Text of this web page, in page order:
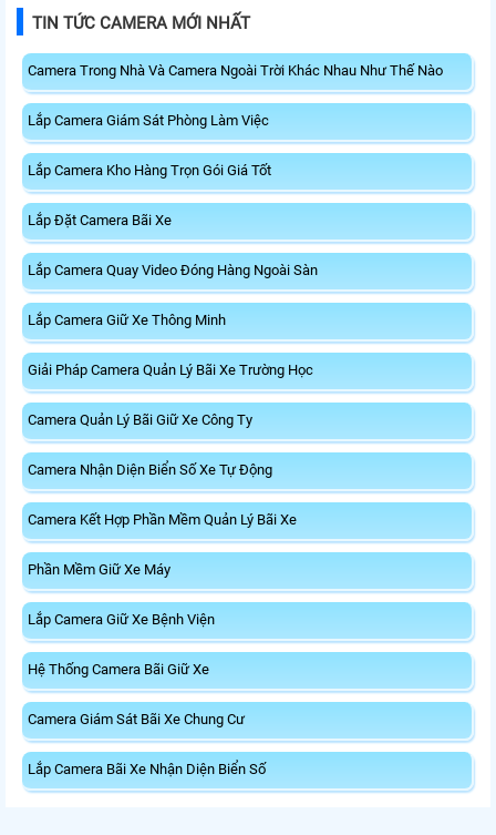
TIN TỨC CAMERA MỚI NHẤT
Camera Trong Nhà Và Camera Ngoài Trời Khác Nhau Như Thế Nào
Lắp Camera Giám Sát Phòng Làm Việc
Lắp Camera Kho Hàng Trọn Gói Giá Tốt
Lắp Đặt Camera Bãi Xe
Lắp Camera Quay Video Đóng Hàng Ngoài Sàn
Lắp Camera Giữ Xe Thông Minh
Giải Pháp Camera Quản Lý Bãi Xe Trường Học
Camera Quản Lý Bãi Giữ Xe Công Ty
Camera Nhận Diện Biển Số Xe Tự Động
Camera Kết Hợp Phần Mềm Quản Lý Bãi Xe
Phần Mềm Giữ Xe Máy
Lắp Camera Giữ Xe Bệnh Viện
Hệ Thống Camera Bãi Giữ Xe
Camera Giám Sát Bãi Xe Chung Cư
Lắp Camera Bãi Xe Nhận Diện Biển Số